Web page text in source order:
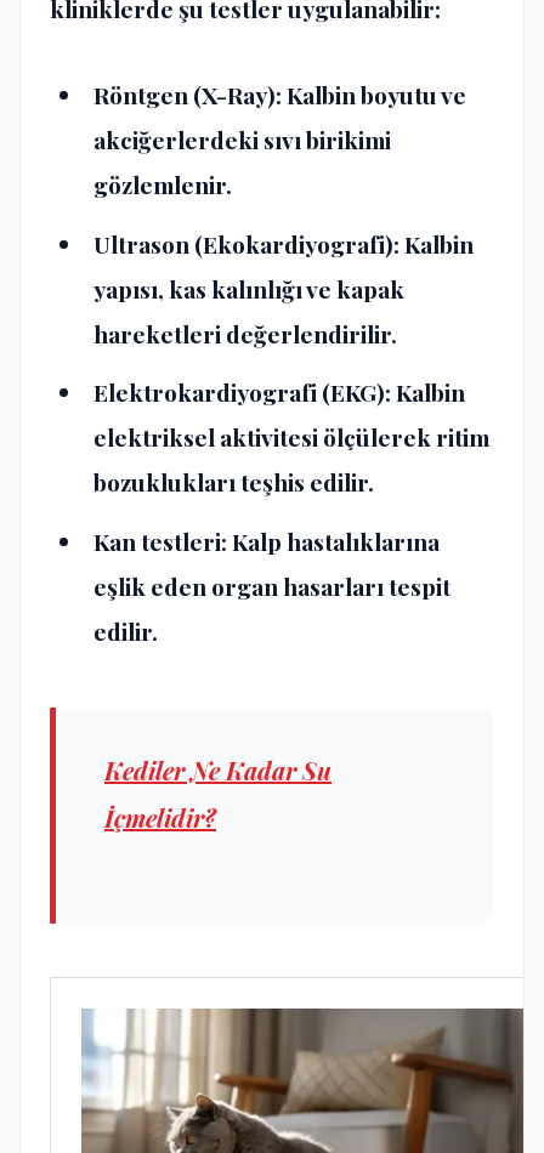
kliniklerde şu testler uygulanabilir:
Röntgen (X-Ray):Kalbin boyutu ve
akciğerlerdeki sıvı birikimi
gözlemlenir.
Ultrason (Ekokardiyografi):Kalbin
yapısı, kas kalınlığı ve kapak
hareketleri değerlendirilir.
Elektrokardiyografi (EKG):Kalbin
elektriksel aktivitesi ölçülerek ritim
bozuklukları teşhis edilir.
Kan testleri:Kalp hastalıklarına
eşlik eden organ hasarları tespit
edilir.
Kediler Ne Kadar Su
İçmelidir?
Kalp Hastalığı Olan
Köpeklerde Tedavi ve
Yaşam Tarzı